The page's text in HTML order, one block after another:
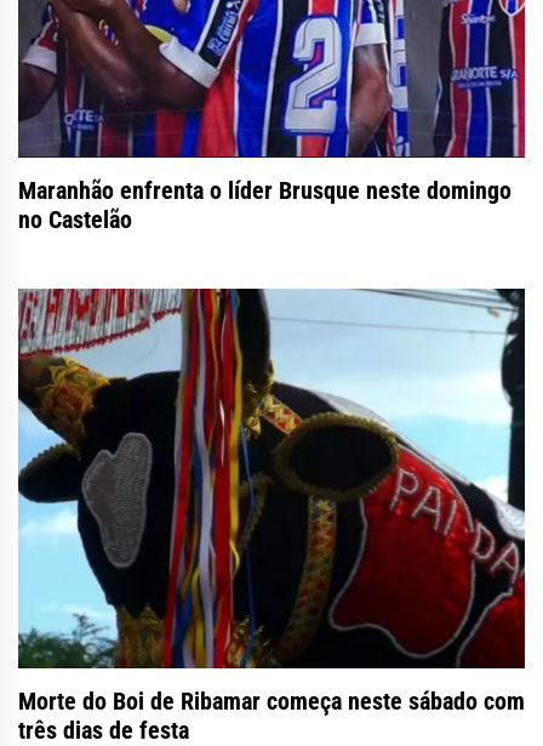
Maranhão enfrenta o líder Brusque neste domingo
no Castelão
Morte do Boi de Ribamar começa neste sábado com
três dias de festa